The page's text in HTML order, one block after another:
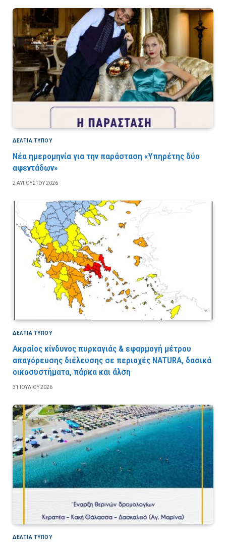
ΔΕΛΤΙΑ ΤΥΠΟΥ
Νέα ημερομηνία για την παράσταση «Υπηρέτης δύο
αφεντάδων»
2 ΑΥΓΟΎΣΤΟΥ 2026
ΔΕΛΤΙΑ ΤΥΠΟΥ
Ακραίος κίνδυνος πυρκαγιάς & εφαρμογή μέτρου
απαγόρευσης διέλευσης σε περιοχές NATURA, δασικά
οικοσυστήματα, πάρκα και άλση
31 ΙΟΥΛΊΟΥ 2026
ΔΕΛΤΙΑ ΤΥΠΟΥ